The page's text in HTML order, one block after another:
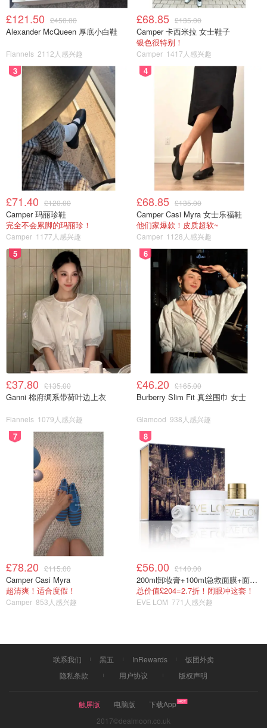
第七步. 急火翻炒，放盐调味，即可出锅。
简单的家常韭菜西红柿炒鸡蛋就做好了，是不
是很简单呢？赶紧试试吧！
小贴士
韭菜中含有较多的粗纤维，对促进肠壁蠕动，预防肠癌是有
利的。但韭菜吃多了难免烧心，所以浅尝辄止，不可多食。
西红柿可以清除人体内导致衰老和疾病的自由基，保护细
胞，预防心血管疾病的发生。
鸡蛋的营养价值非常的高，是一种低膳食纤维、高叶酸高蛋
白的食物，适合胃炎、拉肚子、胃病人群食用。
£121.50 £450.00
Alexander McQueen 厚底小白鞋
Flannels 2112人感兴趣
£68.85 £135.00
Camper 卡西米拉 女士鞋子
银色很特别！
Camper 1417人感兴趣
3
£71.40 £120.00
Camper 玛丽珍鞋
完全不会累脚的玛丽珍！
Camper 1177人感兴趣
4
£68.85 £135.00
Camper Casi Myra 女士乐福鞋
他们家爆款！皮质超软~
Camper 1128人感兴趣
5
£37.80 £135.00
Ganni 棉府绸系带荷叶边上衣
Flannels 1079人感兴趣
6
£46.20 £165.00
Burberry Slim Fit 真丝围巾 女士
Glamood 938人感兴趣
7
£78.20 £115.00
Camper Casi Myra
超清爽！适合度假！
Camper 853人感兴趣
8
£56.00 £140.00
200ml卸妆膏+100ml急救面膜+面霜+洁颜布
总价值£204=2.7折！闭眼冲这套！
EVE LOM 771人感兴趣
联系我们 黑五 InRewards
饭团外卖
隐私条款
用户协议 版权声明
触屏版 电脑版
下载App
2017©dealmoon.co.uk